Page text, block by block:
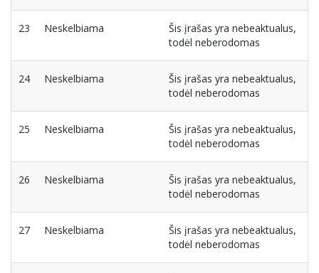
23 Neskelbiama
Šis įrašas yra nebeaktualus,
todėl neberodomas
24 Neskelbiama
Šis įrašas yra nebeaktualus,
todėl neberodomas
25 Neskelbiama
Šis įrašas yra nebeaktualus,
todėl neberodomas
26 Neskelbiama
Šis įrašas yra nebeaktualus,
todėl neberodomas
27 Neskelbiama
Šis įrašas yra nebeaktualus,
todėl neberodomas